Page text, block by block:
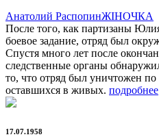
Анатолий РаспопинЖIНОЧКА
После того, как партизаны
боевое задание, отряд был
Спустя много лет после
следственные органы
то, что отряд был уничтожен по
оставшихся в живых. подробнее
17.07.1958